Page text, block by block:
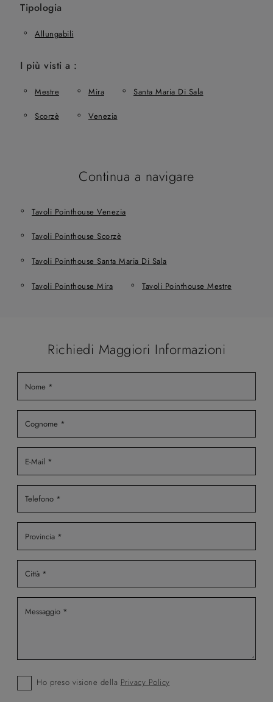
Tipologia
Allungabili
I più visti a :
Mestre Mira Santa Maria Di Sala
Scorzè Venezia
Continua a navigare
Tavoli Pointhouse Venezia
Tavoli Pointhouse Scorzè
Tavoli Pointhouse Santa Maria Di Sala
Tavoli Pointhouse Mira Tavoli Pointhouse Mestre
Richiedi Maggiori Informazioni
Ho preso visione della Privacy Policy